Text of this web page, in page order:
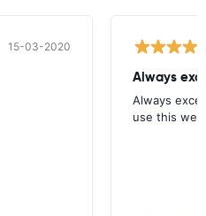
15-03-2020
Always
Always
use this